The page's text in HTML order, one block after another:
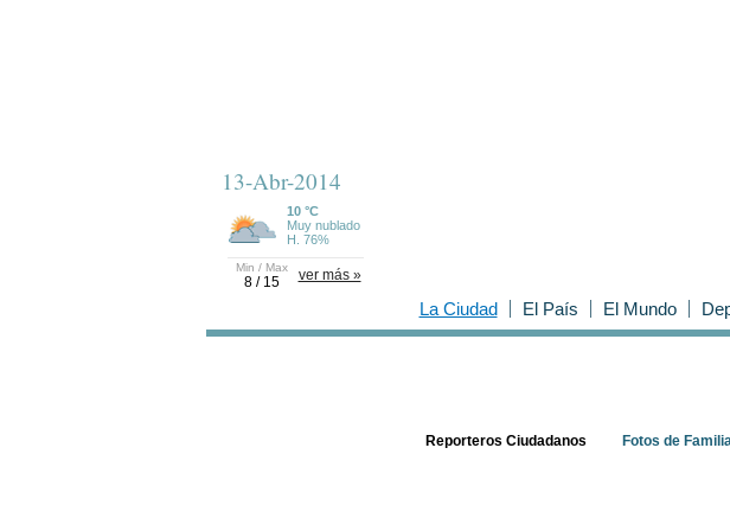
13-Abr-2014
10 °C
Muy nublado
H. 76%
Min / Max
8 / 15 ver más »
La Ciudad El País El Mundo
Reporteros Ciudadanos Fotos de